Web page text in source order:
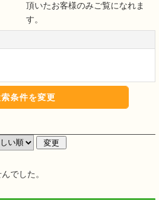
頂いたお客様のみご覧になれま
す。
でした。